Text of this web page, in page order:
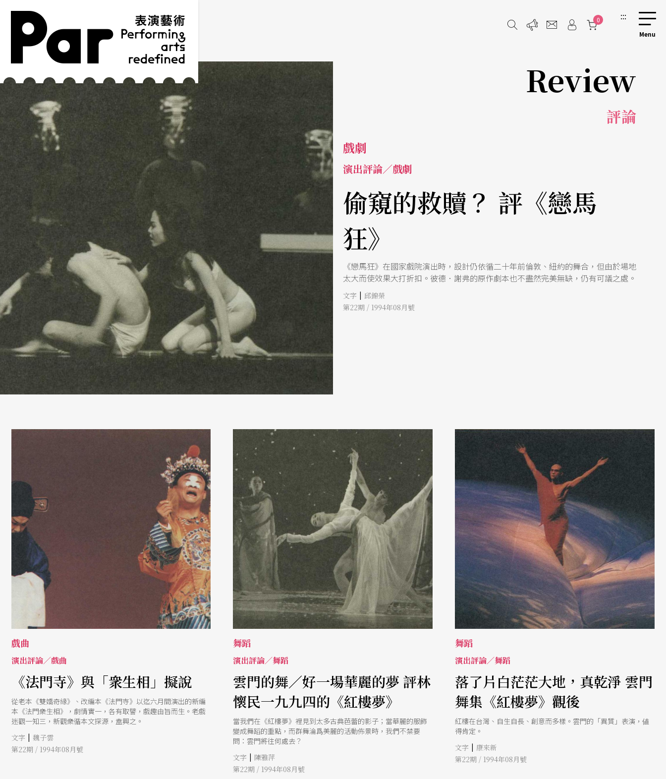
跳到主要內容區塊
網站導覽
0 :::
Review
評論
戲劇
演出評論／戲劇
偷窺的救贖？ 評《戀馬
狂》
《戀馬狂》在國家戲院演出時，設計仍依循二十年前倫敦、紐約的舞合，但由於場地
太大而使效果大打折扣。彼德．謝弗的原作劇本也不盡然完美無缺，仍有可議之處。
文字 | 邱錦榮
第22期 / 1994年08月號
戲曲
演出評論／戲曲
《法門寺》與「衆生相」擬說
從老本《雙嬌奇緣》、改編本《法門寺》以迄六月間演出的新編
本《法門衆生相》，劇情實一，各有取譬，戲趣由旨而生。老戲
迷觀一知三，新觀衆循本文探源，盍興之。
文字 | 魏子雲
第22期 / 1994年08月號
舞蹈
演出評論／舞蹈
雲門的舞／好一場華麗的夢 評林
懷民一九九四的《紅樓夢》
當我們在《紅樓夢》裡見到太多古典芭蕾的影子；當華麗的服飾
變成舞蹈的重點，而群舞淪爲美麗的活動佈景時，我們不禁要
問：雲門將往何處去？
文字 | 陳雅萍
第22期 / 1994年08月號
舞蹈
演出評論／舞蹈
落了片白茫茫大地，真乾淨 雲門
舞集《紅樓夢》觀後
紅樓在台灣、自生自長、創意而多樣。雲門的「異質」表演，値
得肯定。
文字 | 康來新
第22期 / 1994年08月號